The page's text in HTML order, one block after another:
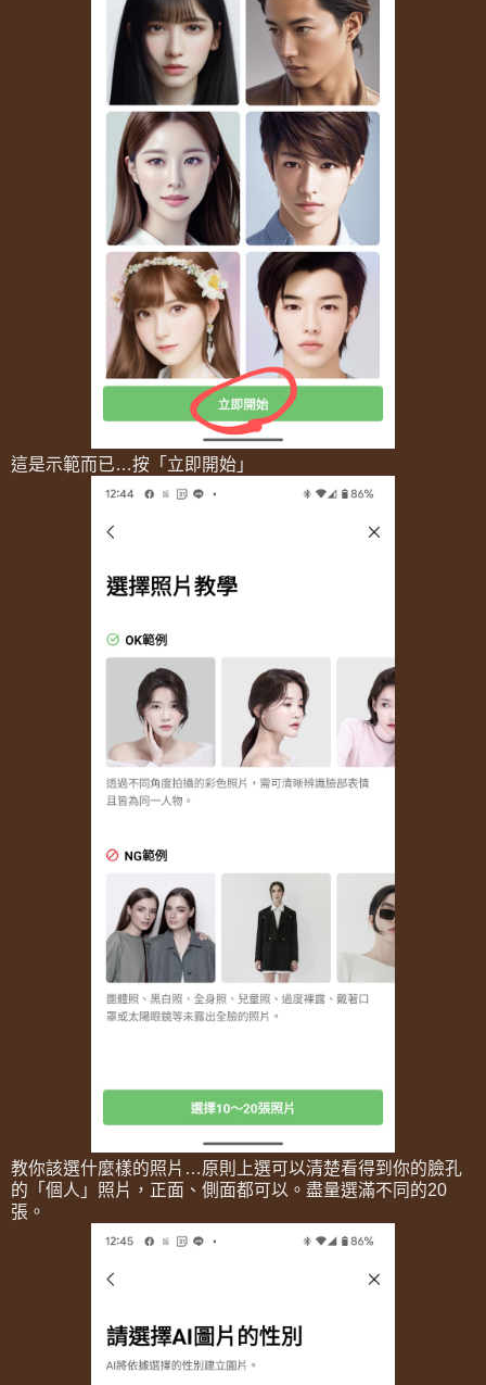
這是示範而已…按「立即開始」
教你該選什麼樣的照片…原則上選可以清楚看得到你的臉孔
的「個人」照片，正面、側面都可以。盡量選滿不同的20
張。